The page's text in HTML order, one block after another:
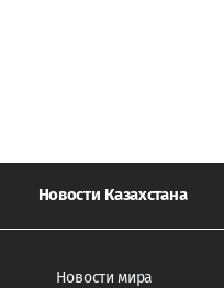
Новости Казахстана
Новости мира